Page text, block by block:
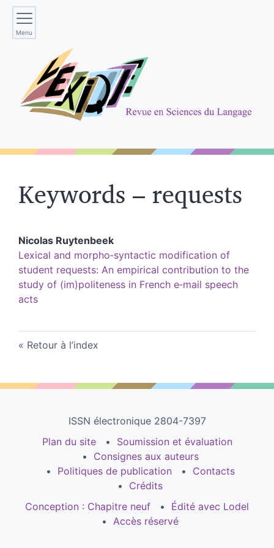
Menu
Keywords – requests
Nicolas Ruytenbeek
Lexical and morpho‑syntactic modification of
student requests: An empirical contribution to the
study of (im)politeness in French e‑mail speech
acts
Retour à l’index
ISSN électronique 2804-7397
Plan du site
Soumission et évaluation
Consignes aux auteurs
Politiques de publication
Contacts
Crédits
Conception : Chapitre neuf
Édité avec Lodel
Accès réservé